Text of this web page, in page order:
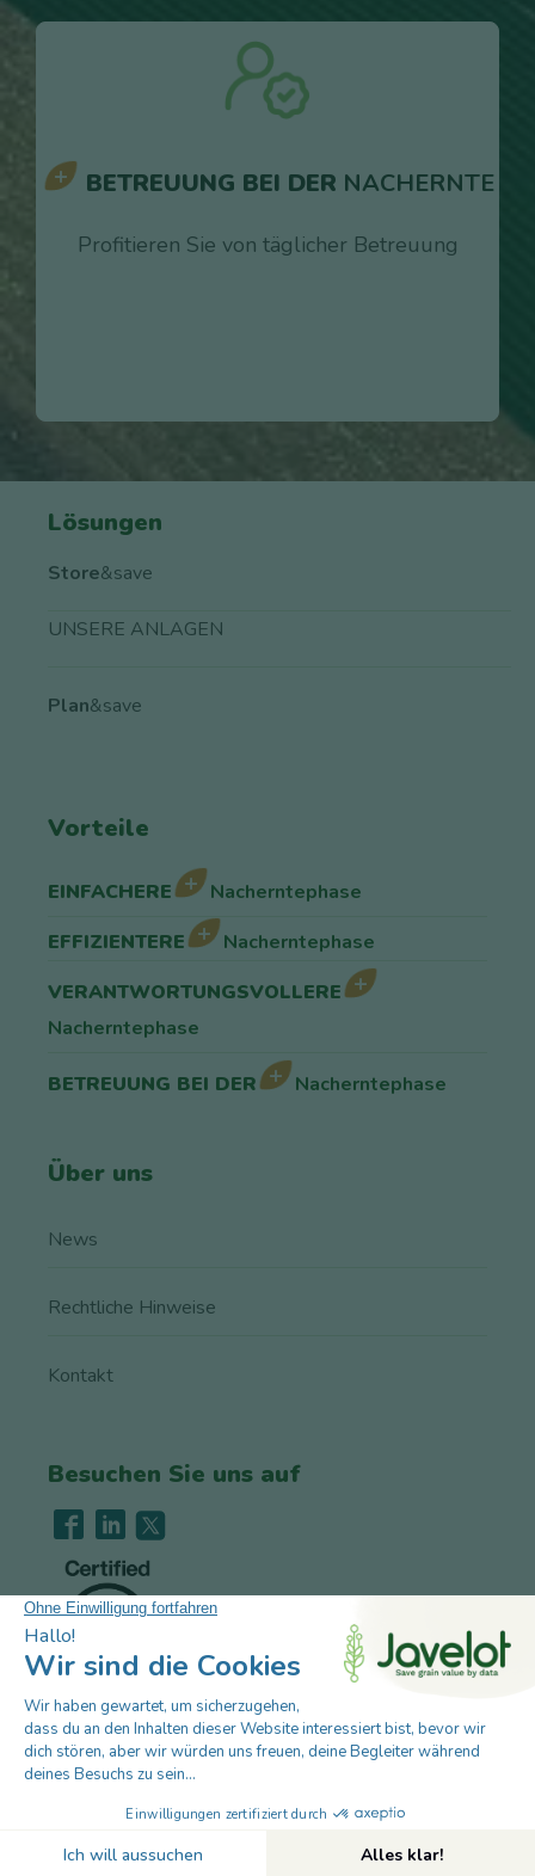
BETREUUNG BEI DER NACHERNTE
Profitieren Sie von täglicher Betreuung
Lösungen
Store&save
UNSERE ANLAGEN
Plan&save
Vorteile
EINFACHERE
Nacherntephase
EFFIZIENTERE
Nacherntephase
VERANTWORTUNGSVOLLERE
Nacherntephase
BETREUUNG BEI DER Nacherntephase
Über uns
News
Rechtliche Hinweise
Kontakt
Besuchen Sie uns auf
Stellenangebote